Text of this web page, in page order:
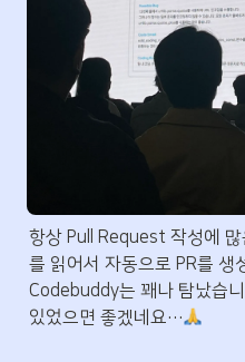
항상 Pull Request 작성에
를 읽어서 자동으로 PR를 생
Codebuddy는 꽤나 탐났습
있었으면 좋겠네요…